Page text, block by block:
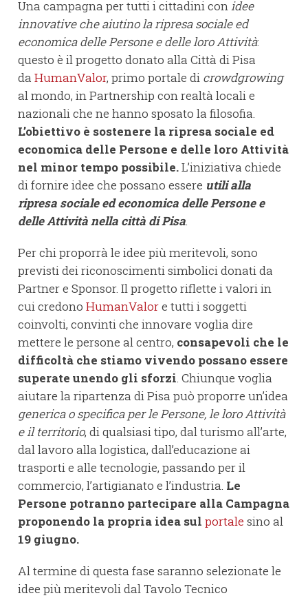
Una campagna per tutti i cittadini conidee
innovative che aiutino la ripresa sociale ed
economica delle Persone e delle loro Attività:
questo è il progetto donato alla Città di Pisa
da HumanValor, primo portale di crowdgrowing
al mondo, in Partnership con realtà locali e
nazionali che ne hanno sposato la filosofia.
L’obiettivo è sostenere la ripresa sociale ed
economica delle Persone e delle loro Attività
nel minor tempo possibile.L’iniziativa chiede
di fornire idee che possano essere utili alla
ripresa sociale ed economica delle Persone e
delle Attività nella città di Pisa.
Per chi proporrà le idee più meritevoli, sono
previsti dei riconoscimenti simbolici donati da
Partner e Sponsor. Il progetto riflette i valori in
cui credono HumanValore tutti i soggetti
coinvolti, convinti che innovare voglia dire
mettere le persone al centro, consapevoli che le
difficoltà che stiamo vivendo possano essere
superate unendo gli sforzi. Chiunque voglia
aiutare la ripartenza di Pisa può proporre un’idea
generica o specifica per le Persone, le loro Attività
e il territorio, di qualsiasi tipo, dal turismo all’arte,
dal lavoro alla logistica, dall’educazione ai
trasporti e alle tecnologie, passando per il
commercio, l’artigianato e l’industria. Le
Persone potranno partecipare alla Campagna
proponendo la propria idea sul portale sino al
19 giugno.
Al termine di questa fase saranno selezionate le
idee più meritevoli dal Tavolo Tecnico